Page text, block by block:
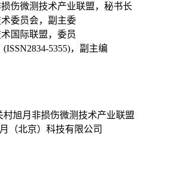
伤微测技术产业联盟，秘书长
委员会，副主委
国际联盟，委员
(ISSN2834-5355)，副主编
村旭月非损伤微测技术产业联盟
（北京）科技有限公司